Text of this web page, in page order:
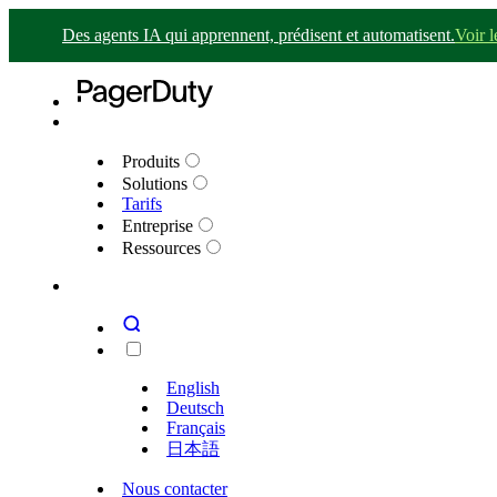
Des agents IA qui apprennent, prédisent et automatisent.Voir
Produits
Solutions
Tarifs
Entreprise
Ressources
English
Deutsch
Français
日本語
Nous contacter